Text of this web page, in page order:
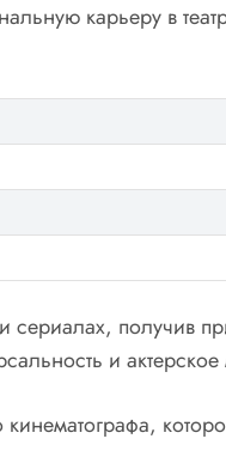
карьеру в
получив
и актерское